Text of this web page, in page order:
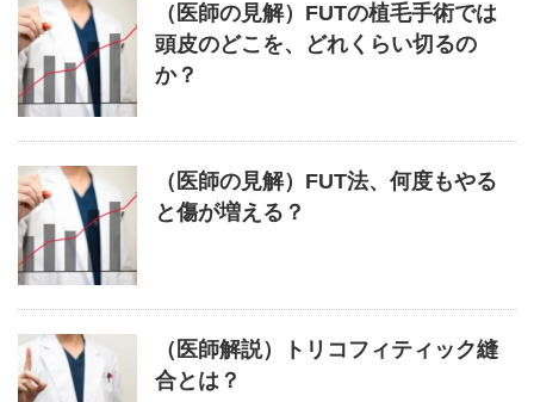
（医師の見解）FUTの植毛手術では
頭皮のどこを、どれくらい切るの
か？
（医師の見解）FUT法、何度もやる
と傷が増える？
（医師解説）トリコフィティック縫
合とは？